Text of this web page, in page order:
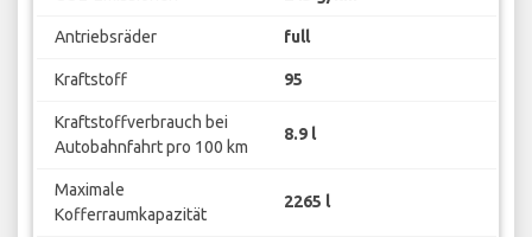
Antriebsräder full
Kraftstoff 95
Kraftstoffverbrauch bei
Autobahnfahrt pro 100 km
8.9 l
Maximale
Kofferraumkapazität
2265 l